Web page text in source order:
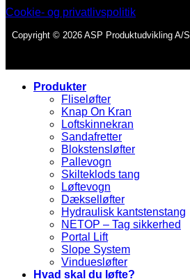
Cookie- og privatlivspolitik
Copyright © 2026 ASP Produktudvikling A/
Produkter
Fliseløfter
Knap On Kran
Loftskinnekran
Sandafretter
Blokstensløfter
Pallevogn
Skilteklods tang
Løftevogn
Dækselløfter
Hydraulisk kantstenstang
NETOP – Tag sikkerhed
Portal Lift
Slope System
Vinduesløfter
Hvad skal du løfte?